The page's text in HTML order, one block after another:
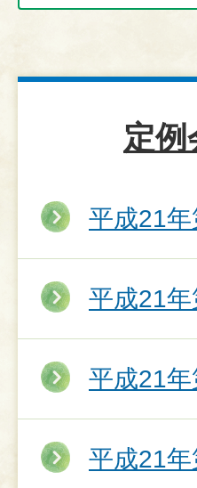
定例
平成21
平成21
平成21
平成21